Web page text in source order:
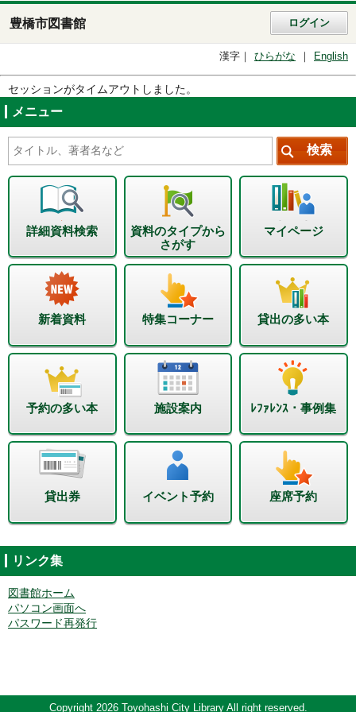
豊橋市図書館 ログイン
漢字 ひらがな English
セッションがタイムアウトしました。
メニュー
詳細資料検索
資料のタイプから
さがす
マイページ
新着資料 特集コーナー 貸出の多い本
予約の多い本 施設案内 ﾚﾌｧﾚﾝｽ・事例集
貸出券 イベント予約 座席予約
リンク集
図書館ホーム
パソコン画面へ
パスワード再発行
Copyright 2026 Toyohashi City Library All right reserved.